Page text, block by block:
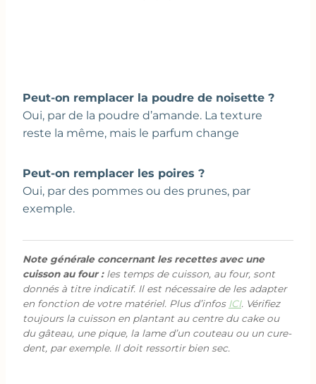
Peut-on remplacer la poudre de noisette ?
Oui, par de la poudre d’amande. La texture
reste la même, mais le parfum change
Peut-on remplacer les poires ?
Oui, par des pommes ou des prunes, par
exemple.
Note générale concernant les recettes avec une
cuisson au four :les temps de cuisson, au four, sont
donnés à titre indicatif. Il est nécessaire de les adapter
en fonction de votre matériel. Plus d’infos ICI. Vérifiez
toujours la cuisson en plantant au centre du cake ou
du gâteau, une pique, la lame d’un couteau ou un cure-
dent, par exemple. Il doit ressortir bien sec.